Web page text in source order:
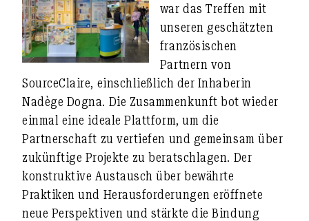
war das Treffen mit
unseren geschätzten
französischen
Partnern von
SourceClaire, einschließlich der Inhaberin
Nadège Dogna. Die Zusammenkunft bot wieder
einmal eine ideale Plattform, um die
Partnerschaft zu vertiefen und gemeinsam über
zukünftige Projekte zu beratschlagen. Der
konstruktive Austausch über bewährte
Praktiken und Herausforderungen eröffnete
neue Perspektiven und stärkte die Bindung